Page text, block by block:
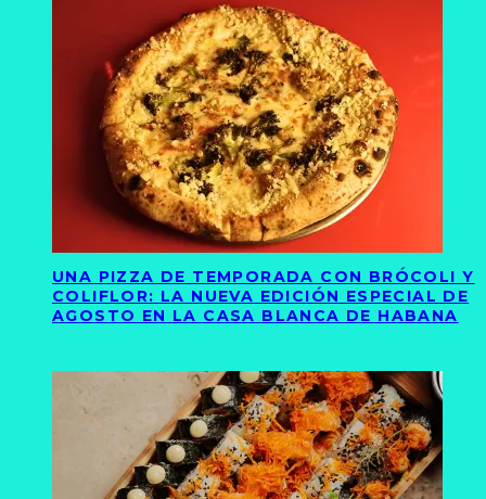
UNA PIZZA DE TEMPORADA CON BRÓCOLI Y
COLIFLOR: LA NUEVA EDICIÓN ESPECIAL DE
AGOSTO EN LA CASA BLANCA DE HABANA